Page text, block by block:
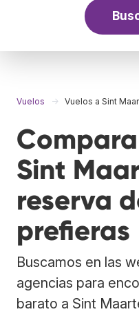
Vuelos Vuelos a Sint
Sint
reserva
prefieras
Buscamos en las
agencias para
barato a Sint